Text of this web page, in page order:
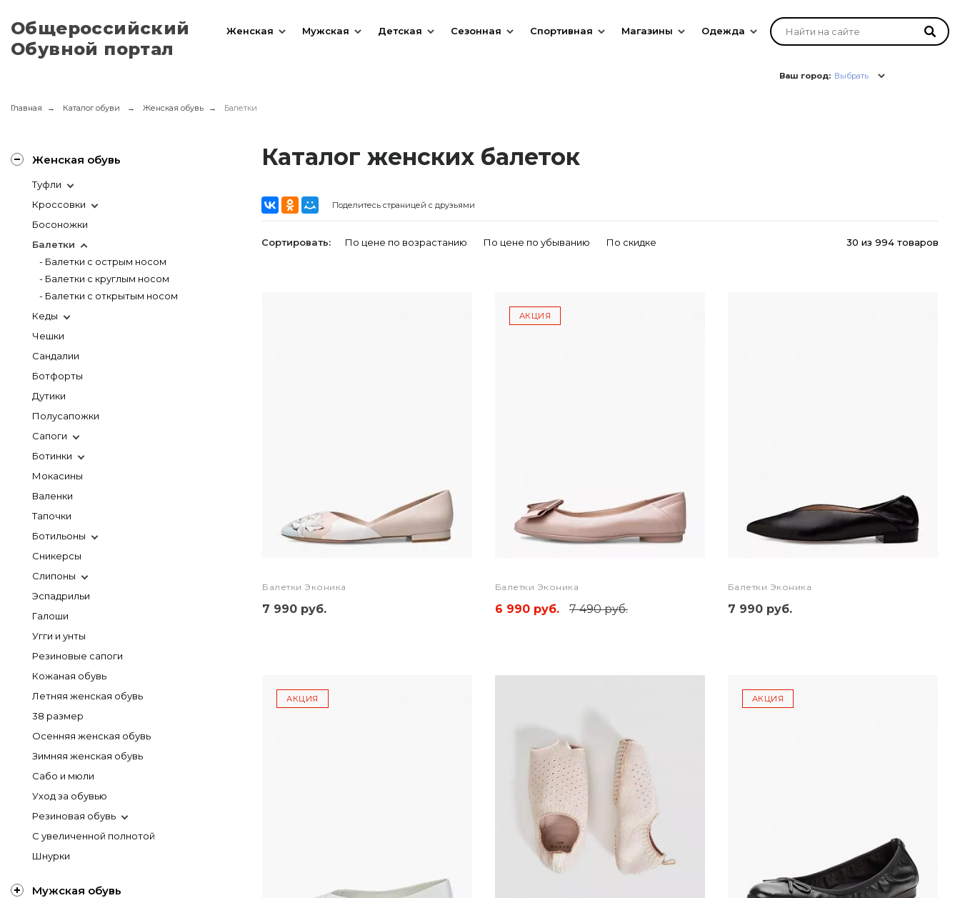
Общероссийский
Обувной портал
Женская Мужская Детская Сезонная Спортивная Магазины Одежда
Ваш город: Выбрать
Главная Каталог обуви Женская обувь Балетки
Женская обувь
Туфли
Кроссовки
Босоножки
Балетки
- Балетки с острым носом
- Балетки с круглым носом
- Балетки с открытым носом
Кеды
Чешки
Сандалии
Ботфорты
Дутики
Полусапожки
Сапоги
Ботинки
Мокасины
Валенки
Тапочки
Ботильоны
Сникерсы
Слипоны
Эспадрильи
Галоши
Угги и унты
Резиновые сапоги
Кожаная обувь
Летняя женская обувь
38 размер
Осенняя женская обувь
Зимняя женская обувь
Сабо и мюли
Уход за обувью
Резиновая обувь
С увеличенной полнотой
Шнурки
Мужская обувь
Каталог женских балеток
Поделитесь страницей с друзьями
Сортировать: По цене по возрастанию По цене по убыванию По скидке 30 из 994 товаров
Балетки Эконика
7 990 руб.
АКЦИЯ
Балетки Эконика
6 990 руб. 7 490 руб.
Балетки Эконика
7 990 руб.
АКЦИЯ АКЦИЯ